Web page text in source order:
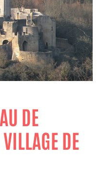
DE
DE